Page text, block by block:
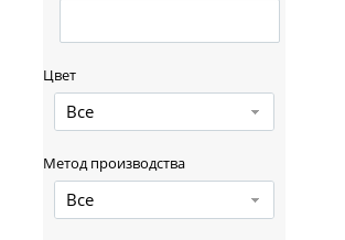
Цвет
Все
Метод производства
Все